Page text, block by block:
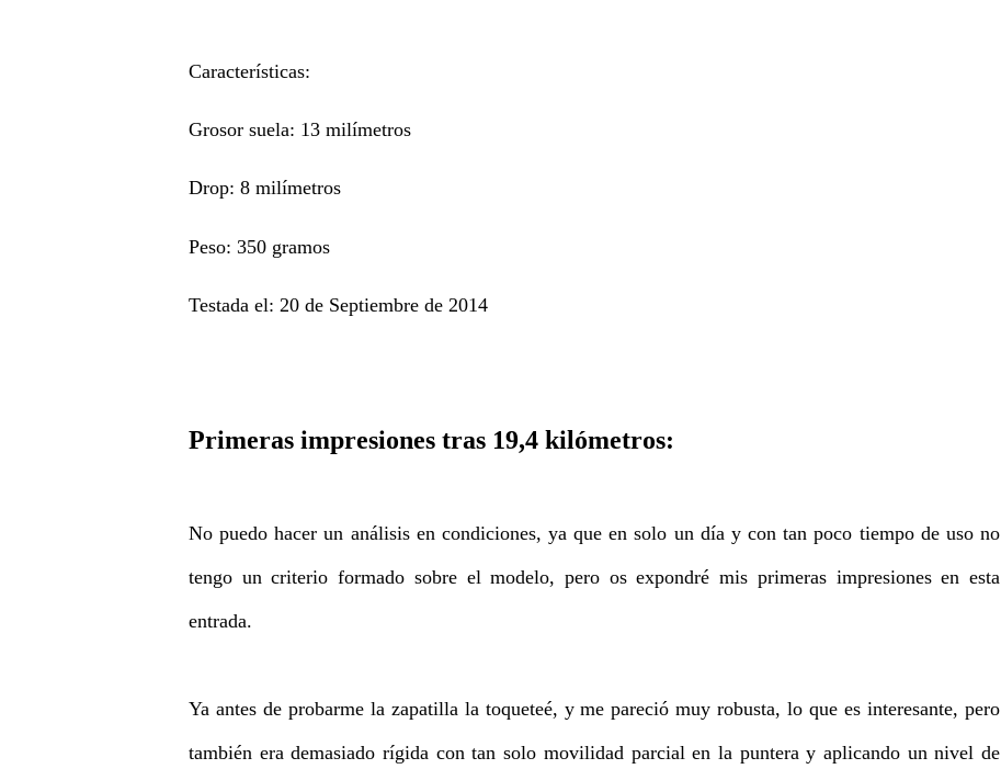
Características:
Grosor suela: 13 milímetros
Drop: 8 milímetros
Peso: 350 gramos
Testada el: 20 de Septiembre de 2014
Primeras impresiones tras 19,4 kilómetros:
No puedo hacer un análisis en condiciones, ya que en solo un día y con tan poco tiempo de uso no
tengo un criterio formado sobre el modelo, pero os expondré mis primeras impresiones en esta
entrada.
Ya antes de probarme la zapatilla la toqueteé, y me pareció muy robusta, lo que es interesante, pero
también era demasiado rígida con tan solo movilidad parcial en la puntera y aplicando un nivel de